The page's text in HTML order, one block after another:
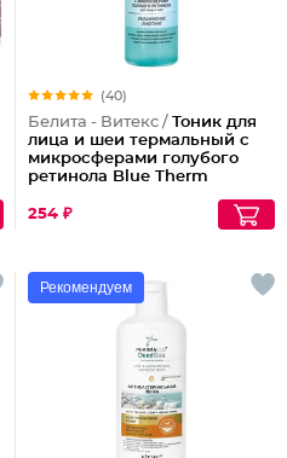
(40)
Белита - Витекс / Тоник для
лица и шеи термальный с
микросферами голубого
ретинола Blue Therm
254 ₽
Рекомендуем